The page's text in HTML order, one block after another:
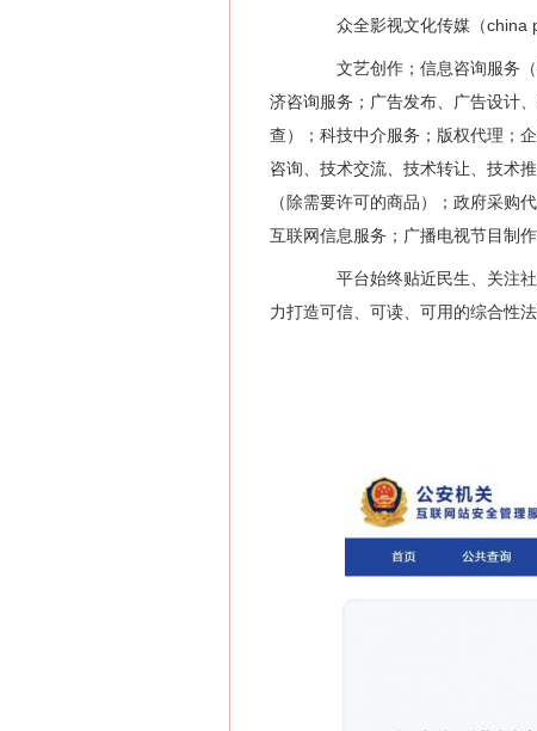
众全影视文化传媒（china
文艺创作；信息咨询服务（
济咨询服务；广告发布、广告设计
查）；科技中介服务；版权代理；
咨询、技术交流、技术转让、技术
（除需要许可的商品）；政府采购
互联网信息服务；广播电视节目制作
平台始终贴近民生、关注社
力打造可信、可读、可用的综合性